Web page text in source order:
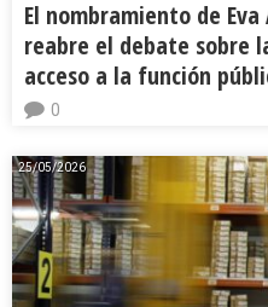
El nombramiento de
reabre el debate sobre
acceso a la función
0
25/05/2026